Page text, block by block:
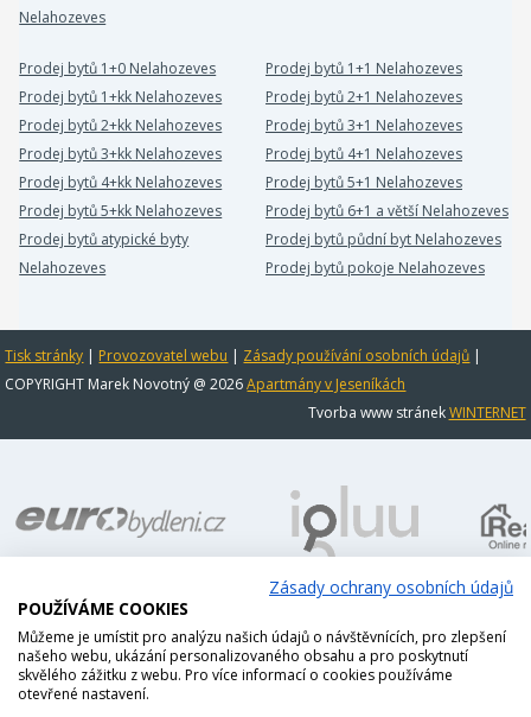
Nelahozeves
Prodej bytů 1+0 Nelahozeves
Prodej bytů 1+1 Nelahozeves
Prodej bytů 1+kk Nelahozeves
Prodej bytů 2+1 Nelahozeves
Prodej bytů 2+kk Nelahozeves
Prodej bytů 3+1 Nelahozeves
Prodej bytů 3+kk Nelahozeves
Prodej bytů 4+1 Nelahozeves
Prodej bytů 4+kk Nelahozeves
Prodej bytů 5+1 Nelahozeves
Prodej bytů 5+kk Nelahozeves
Prodej bytů 6+1 a větší Nelahozeves
Prodej bytů atypické byty
Nelahozeves
Prodej bytů půdní byt Nelahozeves
Prodej bytů pokoje Nelahozeves
Tisk stránky | Provozovatel webu | Zásady používání osobních údajů |
COPYRIGHT Marek Novotný @ 2026Apartmány v Jeseníkách
Tvorba www stránekWINTERNET
Zásady ochrany osobních údajů
POUŽÍVÁME COOKIES
Můžeme je umístit pro analýzu našich údajů o návštěvnících, pro zlepšení
našeho webu, ukázání personalizovaného obsahu a pro poskytnutí
skvělého zážitku z webu. Pro více informací o cookies používáme
otevřené nastavení.